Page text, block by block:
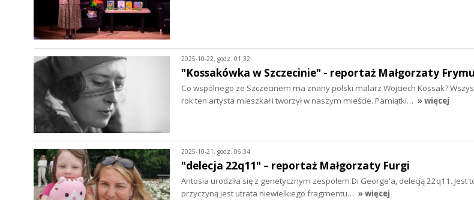
2025-10-22, godz. 01:32
"Kossakówka w Szczecinie" - reportaż Małgorzaty
Co wspólnego ze Szczecinem ma znany polski malarz Wojciech Kossak?
rok ten artysta mieszkał i tworzył w naszym mieście. Pamiątki… » więcej
2025-10-21, godz. 06:34
"delecja 22q11" – reportaż Małgorzaty Furgi
Antosia urodziła się z genetycznym zespołem Di George'a, delecją 22q11. Jest
przyczyną jest utrata niewielkiego fragmentu… » więcej